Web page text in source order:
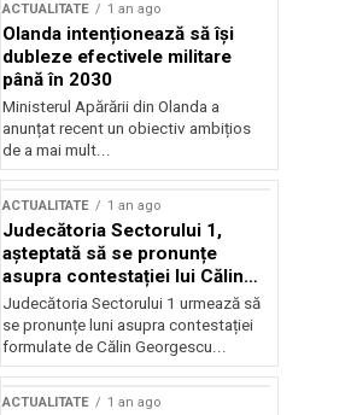
ACTUALITATE 1 an ago
Olanda intenționează să își
dubleze efectivele militare
până în 2030
Ministerul Apărării din Olanda a
anunțat recent un obiectiv ambițios
de a mai mult...
ACTUALITATE 1 an ago
Judecătoria Sectorului 1,
așteptată să se pronunțe
asupra contestației lui Călin
Georgescu privind controlul
judiciar
Judecătoria Sectorului 1 urmează să
se pronunțe luni asupra contestației
formulate de Călin Georgescu...
ACTUALITATE 1 an ago